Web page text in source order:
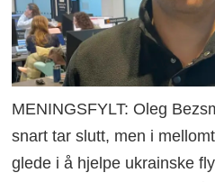
MENINGSFYLT: Oleg
snart tar slutt, men i
glede i å hjelpe ukrainske